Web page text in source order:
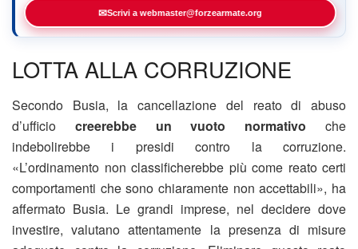
✉Scrivi a webmaster@forzearmate.org
LOTTA ALLA CORRUZIONE
Secondo Busia, la cancellazione del reato di abuso
d’ufficio creerebbe un vuoto normativo che
indebolirebbe i presidi contro la corruzione.
«L’ordinamento non classificherebbe più come reato certi
comportamenti che sono chiaramente non accettabili», ha
affermato Busia. Le grandi imprese, nel decidere dove
investire, valutano attentamente la presenza di misure